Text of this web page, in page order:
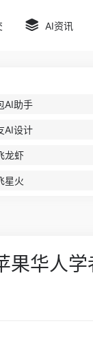
AI资讯
AI助手
AI设计
龙虾
星火
华人学